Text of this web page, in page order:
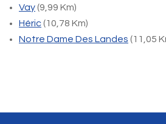
Vay(9,99 Km)
Héric(10,78 Km)
Notre Dame Des Landes (11,05